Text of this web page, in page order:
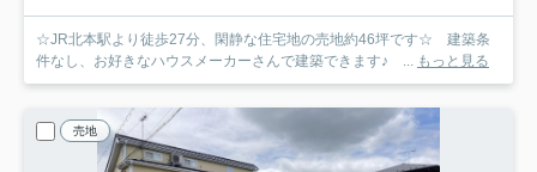
☆JR北本駅より徒歩27分、閑静な住宅地の売地約46坪です☆ 建築条
件なし、お好きなハウスメーカーさんで建築できます♪ ... もっと見る
売地